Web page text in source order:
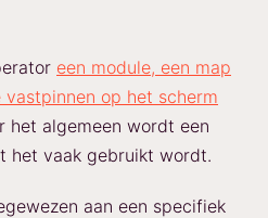
een module, een map
op het scherm
het algemeen wordt een
het vaak gebruikt wordt.
aan een specifiek